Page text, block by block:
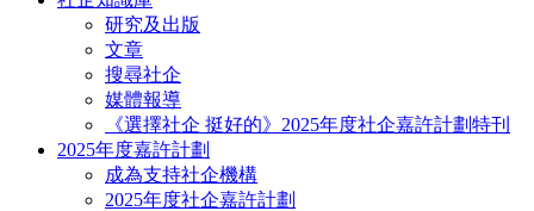
研究及出版
文章
搜尋社企
媒體報導
《選擇社企 挺好的》2025年度社企嘉許計劃特刊
2025年度嘉許計劃
成為支持社企機構
2025年度社企嘉許計劃